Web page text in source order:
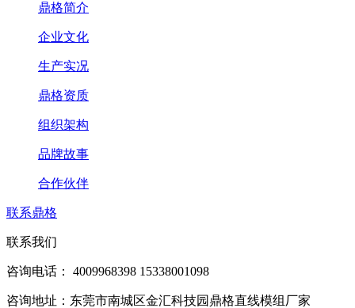
鼎格简介
企业文化
生产实况
鼎格资质
组织架构
品牌故事
合作伙伴
联系鼎格
联系我们
咨询电话： 4009968398 15338001098
咨询地址：东莞市南城区金汇科技园鼎格直线模组厂家